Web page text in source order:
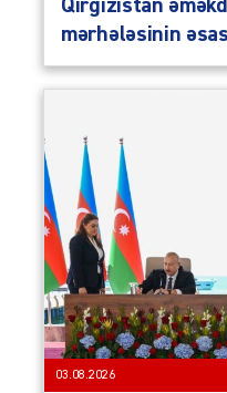
Qırğızıstan
mərhələsinin
03.08.2026